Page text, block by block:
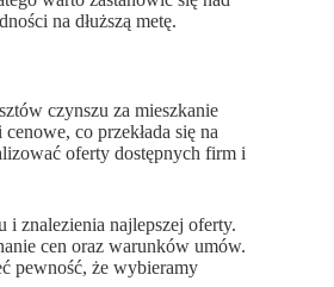
na dłuższą metę.
czynszu za mieszkanie
co przekłada się na
oferty dostępnych firm i
i znalezienia najlepszej oferty.
cen oraz warunków umów.
pewność, że wybieramy